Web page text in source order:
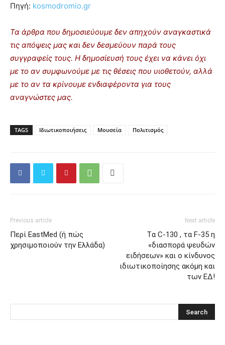
Πηγή: kosmodromio.gr
Τα άρθρα που δημοσιεύουμε δεν απηχούν αναγκαστικά
τις απόψεις μας και δεν δεσμεύουν παρά τους
συγγραφείς τους. Η δημοσίευσή τους έχει να κάνει όχι
με το αν συμφωνούμε με τις θέσεις που υιοθετούν, αλλά
με το αν τα κρίνουμε ενδιαφέροντα για τους
αναγνώστες μας.
TAGS Ιδιωτικοποιήσεις Μουσεία Πολιτισμός
Previous article
Περί ΕastMed (ή πώς
χρησιμοποιούν την Ελλάδα)
Next article
Tα C-130 , τα F-35 η
«διασπορά ψευδών
ειδήσεων» και ο κίνδυνος
ιδιωτικοποίησης ακόμη και
των ΕΔ!